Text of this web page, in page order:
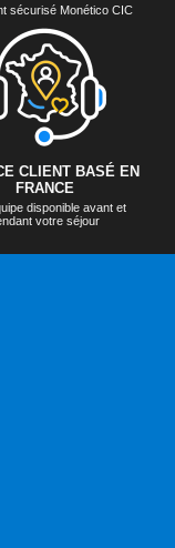
sécurisé Monético CIC
CLIENT BASÉ EN
FRANCE
disponible avant et
votre séjour